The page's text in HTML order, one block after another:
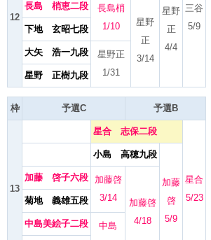
12
三谷
5/9
星野
正
4/4
長島 梢恵二段
長島梢
1/10
星野
正
3/14
下地 玄昭七段
大矢 浩一九段
星野正
1/31
星野 正樹九段
枠 予選C 予選B
13
星合 志保二段
星合
5/23
小島 高穂九段
加藤
啓
5/9
加藤 啓子六段
加藤啓
3/14
加藤啓
4/18
菊地 義雄五段
中島美絵子二段
中島